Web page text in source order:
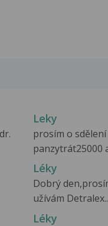
Leky
prosím o
panzytrát25000
Léky
Dobrý
užívám
Léky